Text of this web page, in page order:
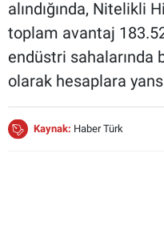
alındığında, Nitelikli
toplam avantaj
endüstri sahalarında
olarak hesaplara
Kaynak: Haber Türk